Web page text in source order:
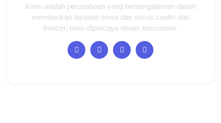
Kami adalah perusahaan yang berpengalaman dalam
memberikan layanan sewa dan servis cooler dan
freezer, telah dipercaya ribuan konsumen.